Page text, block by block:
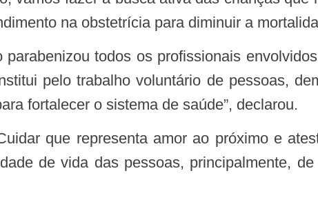
na obstetrícia para diminuir a
pelo trabalho voluntário de pessoas,
fortalecer o sistema de saúde”, declarou.
de vida das pessoas, principalmente,